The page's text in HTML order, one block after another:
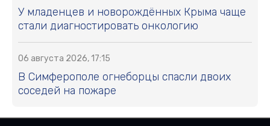
У младенцев и новорождённых Крыма чаще
стали диагностировать онкологию
06 августа 2026, 17:15
В Симферополе огнеборцы спасли двоих
соседей на пожаре